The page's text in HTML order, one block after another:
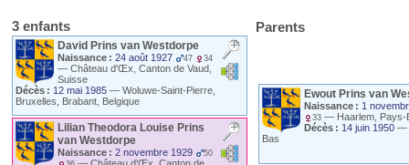
3 enfants
DavidPrins van Westdorpe
Naissance : 24 août 1927 47 34
—Château d'Œx, Canton de Vaud,
Suisse
Décès : 12 mai 1985 — Woluwe-Saint-Pierre,
Bruxelles, Brabant, Belgique
Lilian Theodora LouisePrins
van Westdorpe
Naissance : 2 novembre 1929
50
Parents
EwoutPrins van
Naissance : 1
33 — Haarlem, Pays-
Décès : 14 juin 1950
Bas